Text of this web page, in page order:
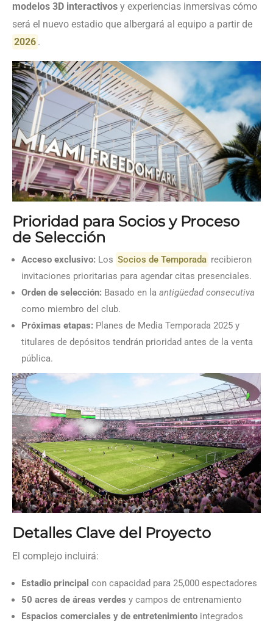
modelos 3D interactivos y experiencias inmersivas cómo
será el nuevo estadio que albergará al equipo a partir de
2026 .
Prioridad para Socios y Proceso
de Selección
Acceso exclusivo: Los Socios de Temporada recibieron
invitaciones prioritarias para agendar citas presenciales.
Orden de selección: Basado en la antigüedad consecutiva
como miembro del club.
Próximas etapas: Planes de Media Temporada 2025 y
titulares de depósitos tendrán prioridad antes de la venta
pública.
Detalles Clave del Proyecto
El complejo incluirá:
Estadio principal con capacidad para 25,000 espectadores
50 acres de áreas verdes y campos de entrenamiento
Espacios comerciales y de entretenimiento integrados